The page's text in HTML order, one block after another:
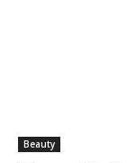
Beauty